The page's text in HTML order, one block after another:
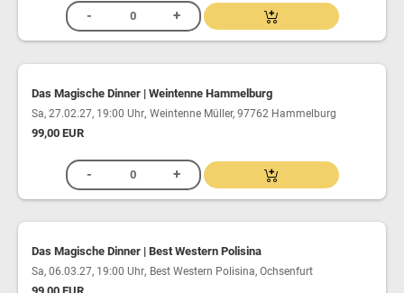
Das Magische Dinner | Weintenne Hammelburg
Sa, 27.02.27, 19:00 Uhr, Weintenne Müller, 97762 Hammelburg
99,00 EUR
Das Magische Dinner | Best Western Polisina
Sa, 06.03.27, 19:00 Uhr, Best Western Polisina, Ochsenfurt